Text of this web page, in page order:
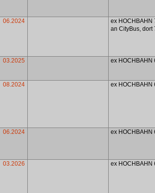
06.2024
ex HOCHBAHN
an CityBus, dort
03.2025 ex HOCHBAHN
08.2024 ex HOCHBAHN
06.2024 ex HOCHBAHN
03.2026 ex HOCHBAHN